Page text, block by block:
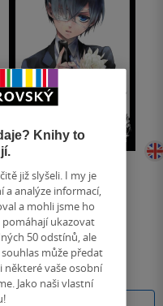
Butler, Vol. 18
Toboso
vazba
Kč
Knihy to
již slyšeli. I my je
analýze informací,
a mohli jsme ho
pomáhají ukazovat
50 odstínů, ale
může předat
vaše osobní
Jako naši vlastní